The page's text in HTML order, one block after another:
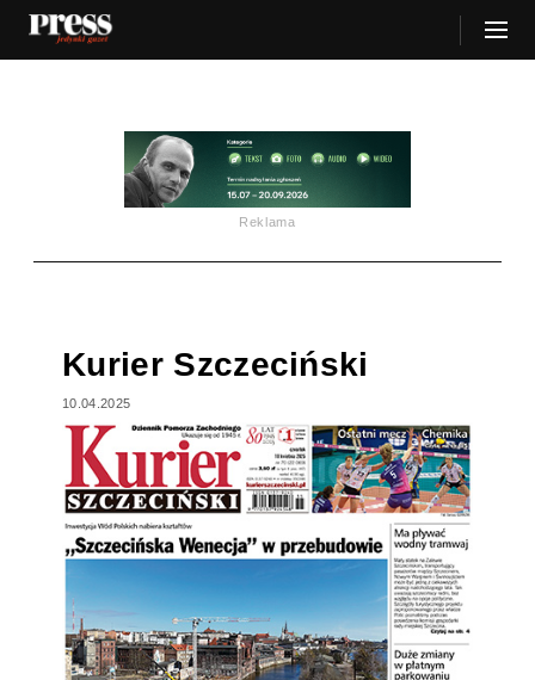
Reklama
Kurier Szczeciński
10.04.2025